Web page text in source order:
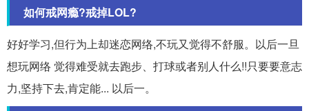
如何戒网瘾?戒掉LOL?
好好学习,但行为上却迷恋网络,不玩又觉得不舒服。以后一旦
想玩网络 觉得难受就去跑步、打球或者别人什么!!只要要意志
力,坚持下去,肯定能... 以后一。